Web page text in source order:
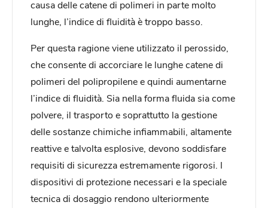
causa delle catene di polimeri in parte molto
lunghe, l’indice di fluidità è troppo basso.
Per questa ragione viene utilizzato il perossido,
che consente di accorciare le lunghe catene di
polimeri del polipropilene e quindi aumentarne
l’indice di fluidità. Sia nella forma fluida sia come
polvere, il trasporto e soprattutto la gestione
delle sostanze chimiche infiammabili, altamente
reattive e talvolta esplosive, devono soddisfare
requisiti di sicurezza estremamente rigorosi. I
dispositivi di protezione necessari e la speciale
tecnica di dosaggio rendono ulteriormente